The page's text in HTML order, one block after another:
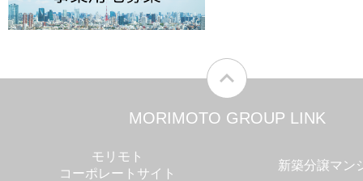
MORIMOTO GROUP LINK
モリモト
コーポレートサイト
新築分譲マン